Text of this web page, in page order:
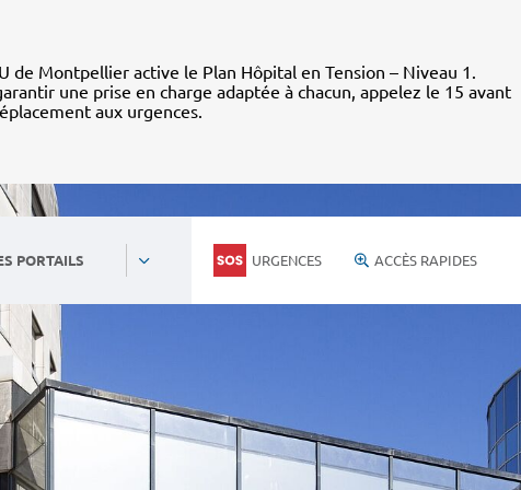
de Montpellier active le Plan Hôpital en Tension – Niveau 1.
une prise en charge adaptée à chacun, appelez le 15 avant
aux urgences.
PORTAILS URGENCES ACCÈS RAPIDES